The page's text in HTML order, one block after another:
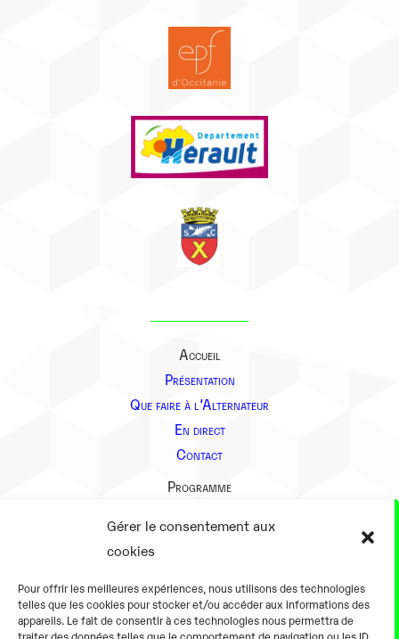
Gérer le consentement aux
cookies
Pour offrir les meilleures expériences, nous utilisons des technologies
telles que les cookies pour stocker et/ou accéder aux informations des
appareils. Le fait de consentir à ces technologies nous permettra de
traiter des données telles que le comportement de navigation ou les ID
Accueil
Présentation
Que faire à l’Alternateur
En direct
Contact
Programme
Présentation
En pratique
Tarifs et horaires